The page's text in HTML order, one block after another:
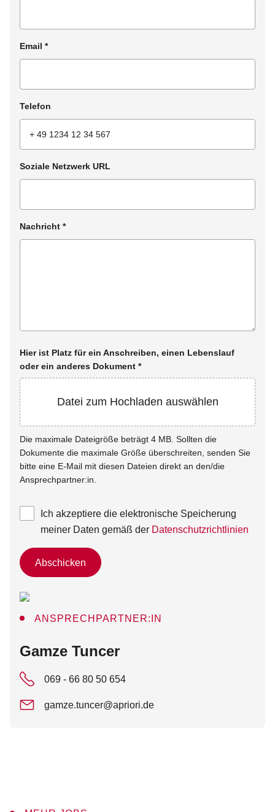
Email *
Telefon
Soziale Netzwerk URL
Nachricht *
Hier ist Platz für ein Anschreiben, einen Lebenslauf
oder ein anderes Dokument *
Datei zum Hochladen auswählen
Die maximale Dateigröße beträgt 4 MB. Sollten die
Dokumente die maximale Größe überschreiten, senden Sie
bitte eine E-Mail mit diesen Dateien direkt an den/die
Ansprechpartner:in.
Ich akzeptiere die elektronische Speicherung
meiner Daten gemäß der Datenschutzrichtlinien
Abschicken
ANSPRECHPARTNER:IN
:
Gamze Tuncer
069 - 66 80 50 654
gamze.tuncer@apriori.de